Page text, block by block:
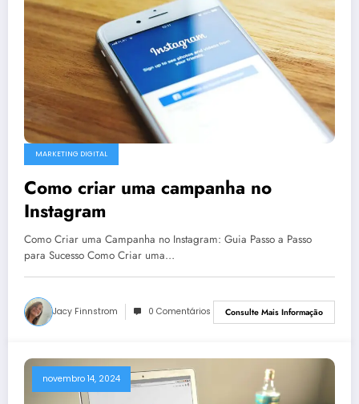
MARKETING DIGITAL
Como criar uma campanha no
Instagram
Como Criar uma Campanha no Instagram: Guia Passo a Passo
para Sucesso Como Criar uma…
Jacy Finnstrom 0 Comentários Consulte Mais Informação
novembro 14, 2024